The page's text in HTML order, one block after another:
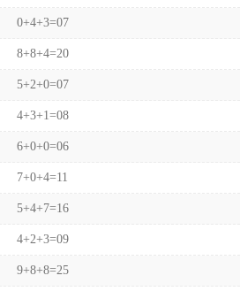
0+4+3=07
8+8+4=20
5+2+0=07
4+3+1=08
6+0+0=06
7+0+4=11
5+4+7=16
4+2+3=09
9+8+8=25